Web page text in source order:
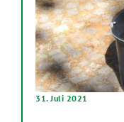
31. Juli 2021